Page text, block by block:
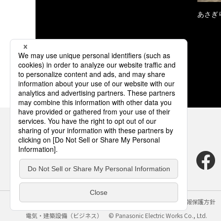
あさぎ
サイトのご利用にあたって クッキーポリシー
個人情報保護方針
電気・建築設備（ビジネス）
© Panasonic Electric Works Co., Ltd.